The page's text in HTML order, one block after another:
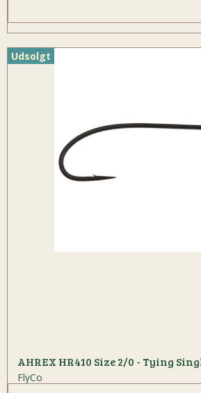
Udsolgt
AHREX HR410 Size 2/0 - Tying
FlyCo